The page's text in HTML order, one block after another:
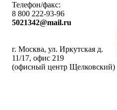
Телефон/факс:
8 800 222-93-96
5021342@mail.ru
г. Москва, ул. Иркутская д.
11/17, офис 219
(офисный центр Щелковский)